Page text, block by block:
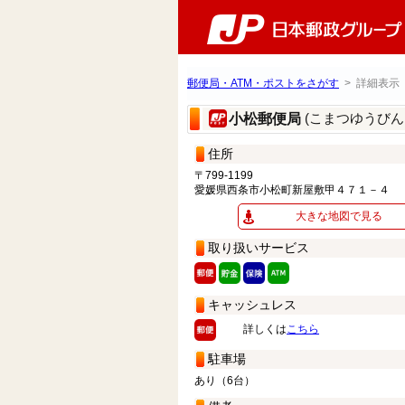
郵便局・ATM・ポストをさがす > 詳細表示
小松郵便局 (こまつゆうび
住所
〒799-1199
愛媛県西条市小松町新屋敷甲４７１－４
大きな地図で見る
取り扱いサービス
キャッシュレス
詳しくはこちら
駐車場
あり（6台）